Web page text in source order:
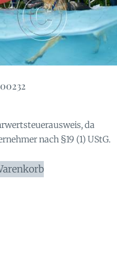
da
nach §19 (1) UStG.